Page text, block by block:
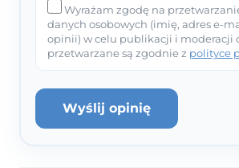
Wyrażam zgodę na
danych osobowych (imię, adres e-
opinii) w celu publikacji i moderacji
przetwarzane są zgodnie z polityce
Wyślij opinię